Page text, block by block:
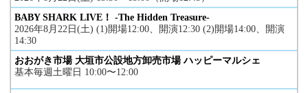
BABY SHARK LIVE！ -The Hidden Treasure-
2026年8月22日(土) (1)開場12:00、開演12:30 (2)開場14:00、開演
14:30
おおがき市場 大垣市公設地方卸売市場 ハッピーマルシェ
基本毎週土曜日 10:00〜12:00